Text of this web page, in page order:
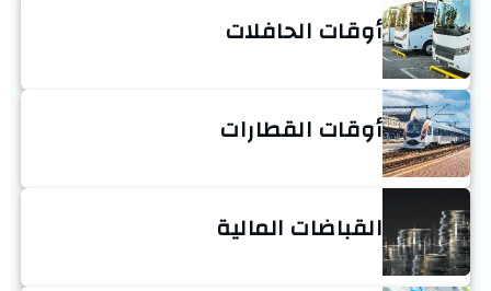
أوقات الحافلات
أوقات القطارات
القباضات المالية